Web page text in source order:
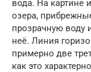
вода. На картине
озера,
прозрачную воду
неё. Линия
примерно две
как это